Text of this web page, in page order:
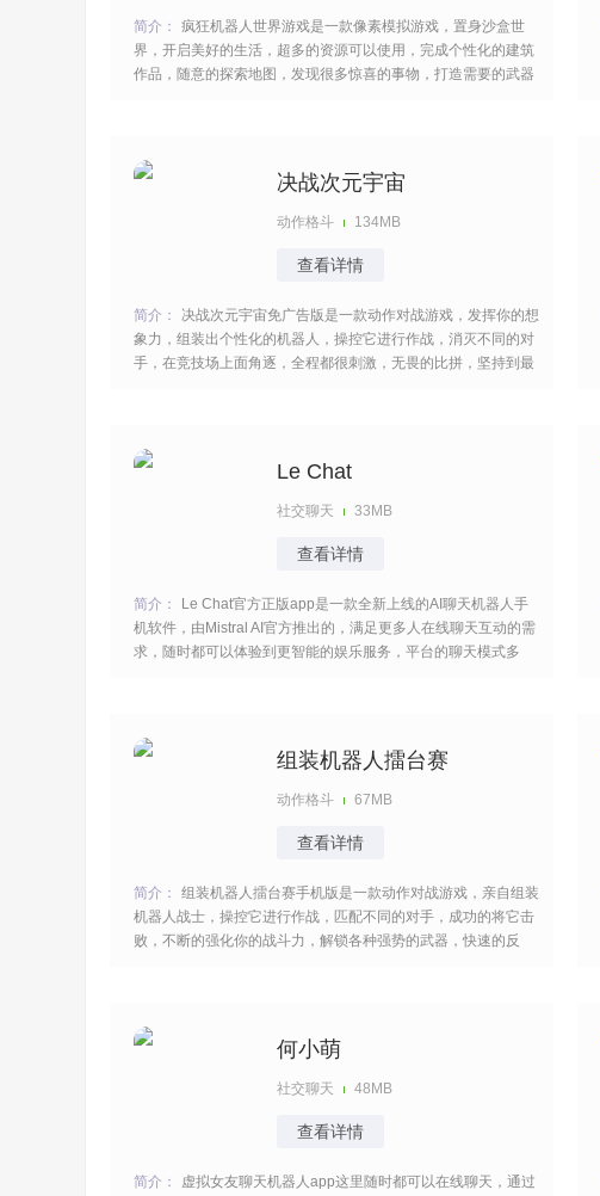
简介：
疯狂机器人世界游戏是一款像素模拟游戏，置身沙盒世
界，开启美好的生活，超多的资源可以使用，完成个性化的建筑
作品，随意的探索地图，发现很多惊喜的事物，打造需要的武器
决战次元宇宙
动作格斗 134MB
查看详情
简介：
决战次元宇宙免广告版是一款动作对战游戏，发挥你的想
象力，组装出个性化的机器人，操控它进行作战，消灭不同的对
手，在竞技场上面角逐，全程都很刺激，无畏的比拼，坚持到最
Le Chat
社交聊天 33MB
查看详情
简介：
Le Chat官方正版app是一款全新上线的AI聊天机器人手
机软件，由Mistral AI官方推出的，满足更多人在线聊天互动的需
求，随时都可以体验到更智能的娱乐服务，平台的聊天模式多
组装机器人擂台赛
动作格斗 67MB
查看详情
简介：
组装机器人擂台赛手机版是一款动作对战游戏，亲自组装
机器人战士，操控它进行作战，匹配不同的对手，成功的将它击
败，不断的强化你的战斗力，解锁各种强势的武器，快速的反
何小萌
社交聊天 48MB
查看详情
简介：
虚拟女友聊天机器人app这里随时都可以在线聊天，通过